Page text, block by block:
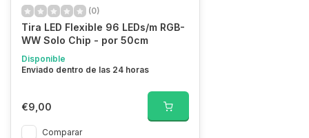
(0)
Tira LED Flexible 96 LEDs/m RGB-
WW Solo Chip - por 50cm
Disponible
Enviado dentro de las 24 horas
€9,00
Comparar